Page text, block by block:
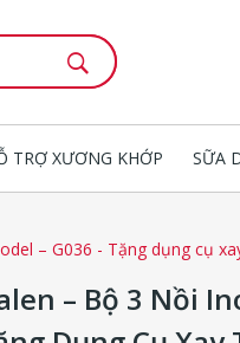
TRỢ XƯƠNG KHỚP SỮA
– G036 - Tặng dụng cụ
– Bộ 3 Nồi